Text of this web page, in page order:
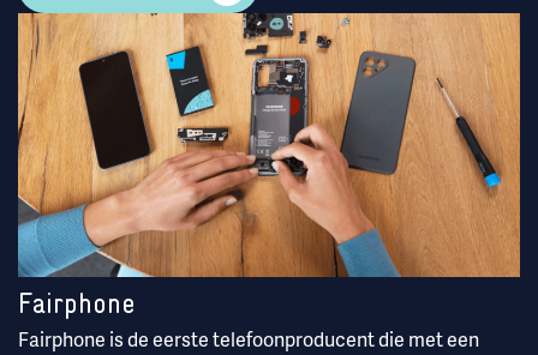
Fairphone
Fairphone is de eerste telefoonproducent die met een